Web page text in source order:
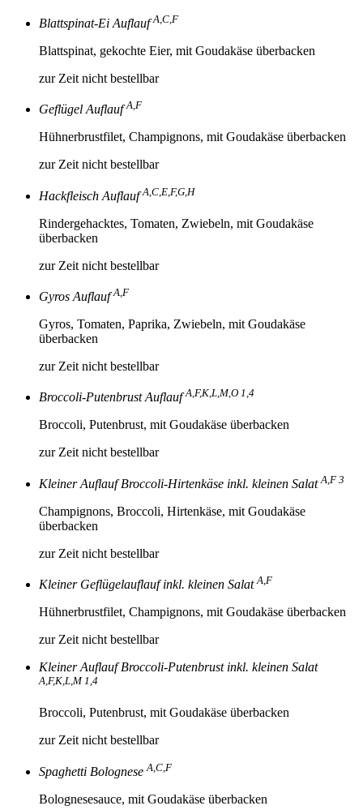
Blattspinat-Ei AuflaufA,C,F
Blattspinat, gekochte Eier, mit Goudakäse überbacken
zur Zeit nicht bestellbar
Geflügel AuflaufA,F
Hühnerbrustfilet, Champignons, mit Goudakäse überbacken
zur Zeit nicht bestellbar
Hackfleisch AuflaufA,C,E,F,G,H
Rindergehacktes, Tomaten, Zwiebeln, mit Goudakäse
überbacken
zur Zeit nicht bestellbar
Gyros AuflaufA,F
Gyros, Tomaten, Paprika, Zwiebeln, mit Goudakäse
überbacken
zur Zeit nicht bestellbar
Broccoli-Putenbrust AuflaufA,F,K,L,M,O 1,4
Broccoli, Putenbrust, mit Goudakäse überbacken
zur Zeit nicht bestellbar
Kleiner Auflauf Broccoli-Hirtenkäse inkl. kleinen SalatA,F 3
Champignons, Broccoli, Hirtenkäse, mit Goudakäse
überbacken
zur Zeit nicht bestellbar
Kleiner Geflügelauflauf inkl. kleinen SalatA,F
Hühnerbrustfilet, Champignons, mit Goudakäse überbacken
zur Zeit nicht bestellbar
Kleiner Auflauf Broccoli-Putenbrust inkl. kleinen Salat
A,F,K,L,M 1,4
Broccoli, Putenbrust, mit Goudakäse überbacken
zur Zeit nicht bestellbar
Spaghetti BologneseA,C,F
Bolognesesauce, mit Goudakäse überbacken